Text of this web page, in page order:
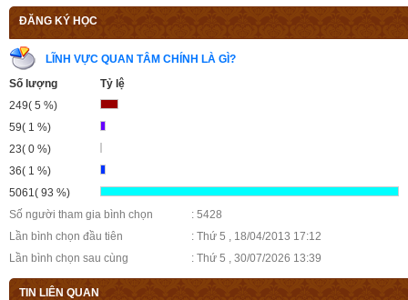
ĐĂNG KÝ HỌC
LĨNH VỰC QUAN TÂM CHÍNH LÀ GÌ?
Số lượng
Tỷ lệ
249( 5 %)
59( 1 %)
23( 0 %)
36( 1 %)
5061( 93 %)
Số người tham gia bình chọn
: 5428
Lần bình chọn đầu tiên
: Thứ 5 , 18/04/2013 17:12
Lần bình chọn sau cùng
: Thứ 5 , 30/07/2026 13:39
TIN LIÊN QUAN